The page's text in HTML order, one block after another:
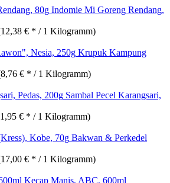
Indomie Mi Goreng Rendang,
€ * / 1 Kilogramm)
Krupuk Kampung
€ * / 1 Kilogramm)
Sambal Pecel Karangsari,
€ * / 1 Kilogramm)
Bakwan & Perkedel
€ * / 1 Kilogramm)
Kecap Manis, ABC, 600ml